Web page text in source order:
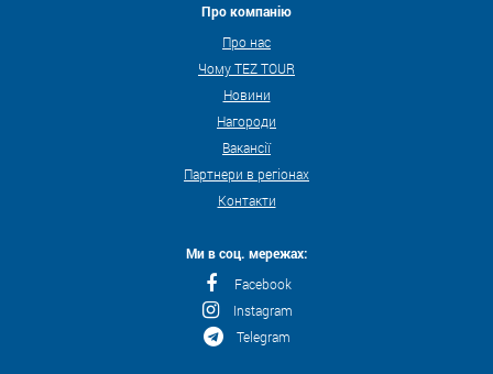
Про компанію
Про нас
Чому TEZ TOUR
Новини
Нагороди
Вакансії
Партнери в регіонах
Контакти
Ми в соц. мережах:
Facebook
Instagram
Telegram